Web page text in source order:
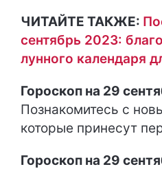
ЧИТАЙТЕ ТАКЖЕ:
сентябрь 2023:
лунного календаря
Гороскоп на 29
Познакомитесь с
которые принесут
Гороскоп на 29